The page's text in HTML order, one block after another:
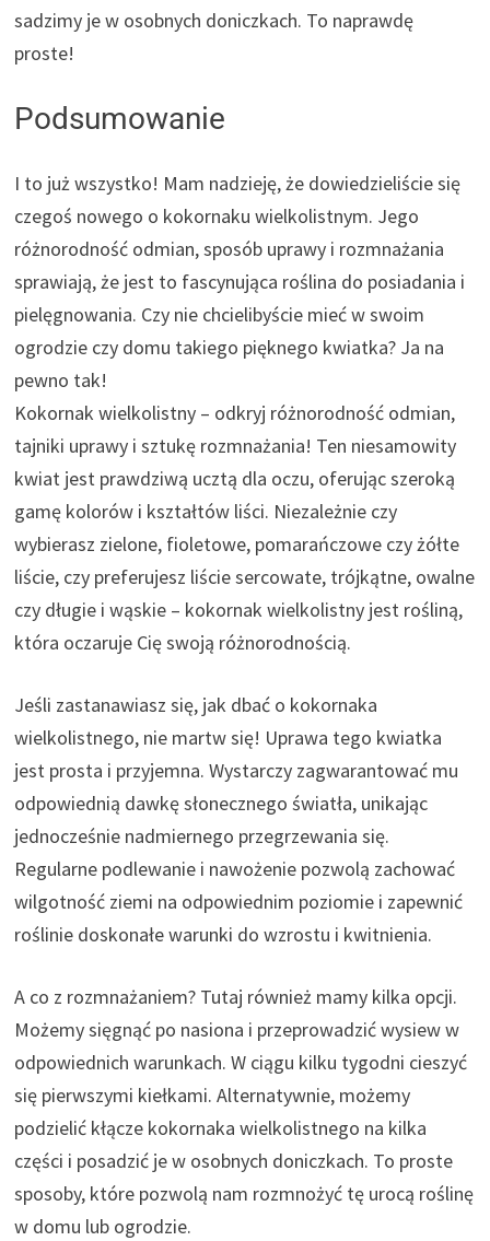
sadzimy je w osobnych doniczkach. To naprawdę
proste!
Podsumowanie
I to już wszystko! Mam nadzieję, że dowiedzieliście się
czegoś nowego o kokornaku wielkolistnym. Jego
różnorodność odmian, sposób uprawy i rozmnażania
sprawiają, że jest to fascynująca roślina do posiadania i
pielęgnowania. Czy nie chcielibyście mieć w swoim
ogrodzie czy domu takiego pięknego kwiatka? Ja na
pewno tak!
Kokornak wielkolistny – odkryj różnorodność odmian,
tajniki uprawy i sztukę rozmnażania! Ten niesamowity
kwiat jest prawdziwą ucztą dla oczu, oferując szeroką
gamę kolorów i kształtów liści. Niezależnie czy
wybierasz zielone, fioletowe, pomarańczowe czy żółte
liście, czy preferujesz liście sercowate, trójkątne, owalne
czy długie i wąskie – kokornak wielkolistny jest rośliną,
która oczaruje Cię swoją różnorodnością.
Jeśli zastanawiasz się, jak dbać o kokornaka
wielkolistnego, nie martw się! Uprawa tego kwiatka
jest prosta i przyjemna. Wystarczy zagwarantować mu
odpowiednią dawkę słonecznego światła, unikając
jednocześnie nadmiernego przegrzewania się.
Regularne podlewanie i nawożenie pozwolą zachować
wilgotność ziemi na odpowiednim poziomie i zapewnić
roślinie doskonałe warunki do wzrostu i kwitnienia.
A co z rozmnażaniem? Tutaj również mamy kilka opcji.
Możemy sięgnąć po nasiona i przeprowadzić wysiew w
odpowiednich warunkach. W ciągu kilku tygodni cieszyć
się pierwszymi kiełkami. Alternatywnie, możemy
podzielić kłącze kokornaka wielkolistnego na kilka
części i posadzić je w osobnych doniczkach. To proste
sposoby, które pozwolą nam rozmnożyć tę urocą roślinę
w domu lub ogrodzie.